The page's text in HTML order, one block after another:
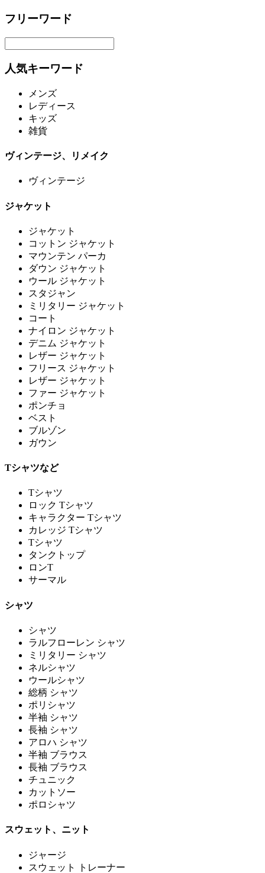
フリーワード
人気キーワード
メンズ
レディース
キッズ
雑貨
ヴィンテージ、リメイク
ヴィンテージ
ジャケット
ジャケット
コットン ジャケット
マウンテン パーカ
ダウン ジャケット
ウール ジャケット
スタジャン
ミリタリー ジャケット
コート
ナイロン ジャケット
デニム ジャケット
レザー ジャケット
フリース ジャケット
レザー ジャケット
ファー ジャケット
ポンチョ
ベスト
ブルゾン
ガウン
Tシャツなど
Tシャツ
ロック Tシャツ
キャラクター Tシャツ
カレッジ Tシャツ
Tシャツ
タンクトップ
ロンT
サーマル
シャツ
シャツ
ラルフローレン シャツ
ミリタリー シャツ
ネルシャツ
ウールシャツ
総柄 シャツ
ポリシャツ
半袖 シャツ
長袖 シャツ
アロハ シャツ
半袖 ブラウス
長袖 ブラウス
チュニック
カットソー
ポロシャツ
スウェット、ニット
ジャージ
スウェット トレーナー